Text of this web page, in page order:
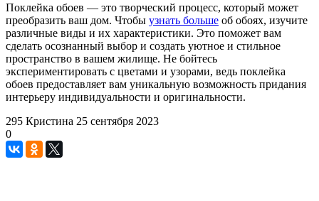
Поклейка обоев — это творческий процесс, который может
преобразить ваш дом. Чтобы узнать больше об обоях, изучите
различные виды и их характеристики. Это поможет вам
сделать осознанный выбор и создать уютное и стильное
пространство в вашем жилище. Не бойтесь
экспериментировать с цветами и узорами, ведь поклейка
обоев предоставляет вам уникальную возможность придания
интерьеру индивидуальности и оригинальности.
295 Кристина 25 сентября 2023
0